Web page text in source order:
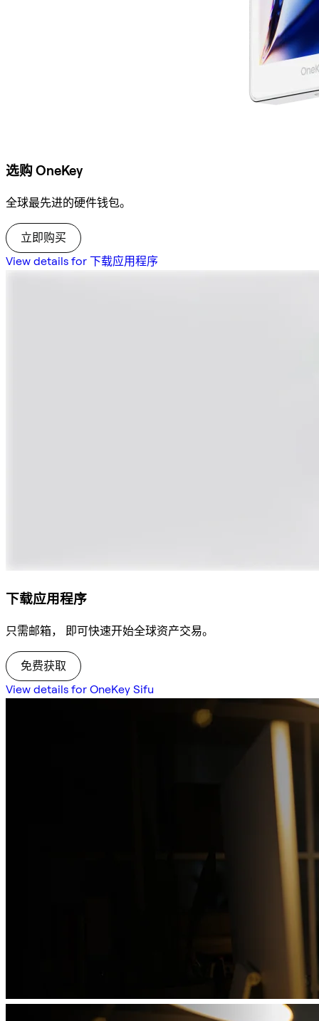
选购 OneKey
全球最先进的硬件钱包。
立即购买
View details for 下载应用程序
下载应用程序
只需邮箱， 即可快速开始全球资产交易。
免费获取
View details for OneKey Sifu